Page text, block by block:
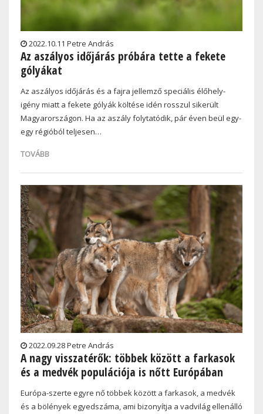
2022.10.11 Petre András
Az aszályos időjárás próbára tette a fekete
gólyákat
Az aszályos időjárás és a fajra jellemző speciális élőhely-
igény miatt a fekete gólyák költése idén rosszul sikerült
Magyarországon. Ha az aszály folytatódik, pár éven beül egy-
egy régióból teljesen…
TOVÁBB
2022.09.28 Petre András
A nagy visszatérők: többek között a farkasok
és a medvék populációja is nőtt Európában
Európa-szerte egyre nő többek között a farkasok, a medvék
és a bölények egyedszáma, ami bizonyítja a vadvilág ellenálló